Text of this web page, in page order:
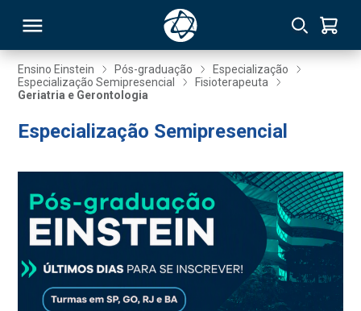
Ensino Einstein Pós-graduação
Especialização
Especialização Semipresencial
Fisioterapeuta
Geriatria e Gerontologia
Especialização Semipresencial